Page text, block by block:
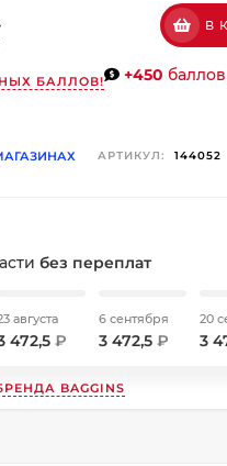
В
БАЛЛОВ! +450 баллов
АРТИКУЛ: 144052
без переплат
августа
472,5 ₽
6 сентября
3 472,5 ₽
20
3
BAGGINS
8 800 302-02-51